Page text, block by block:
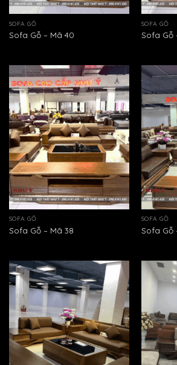
SOFA GỖ
Sofa Gỗ – Mã 40
SOFA GỖ
Sofa Gỗ
SOFA GỖ
Sofa Gỗ – Mã 38
SOFA GỖ
Sofa Gỗ